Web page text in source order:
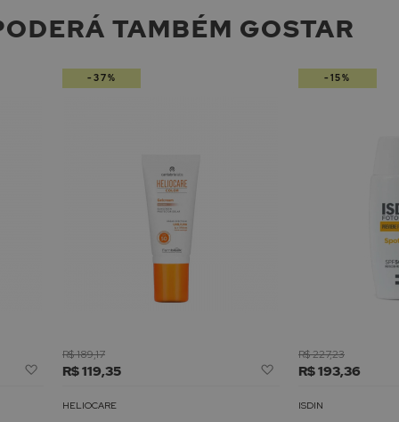
TAMBÉM GOSTAR
Adicionar
Lista
R$ 119,35
R$ 189,17
Adicionar
Lista
HELIOCARE
-37%
R$ 193,36
R$ 227,23
ISDIN
-15%